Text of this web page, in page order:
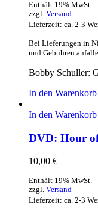
Enthält 19% MwSt.
zzgl. Versand
Lieferzeit: ca. 2-3
Bei Lieferungen in
und Gebühren
Bobby Schuller:
In den Warenkorb
In den Warenkorb
DVD: Hour
10,00 €
Enthält 19% MwSt.
zzgl. Versand
Lieferzeit: ca. 2-3